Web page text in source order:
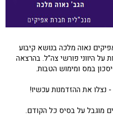
נאוה מלכה בנושא קיבוע
על היווני פורשי צה"ל. בהרצאה
במס ומימוש הטבות.
את ההזדמנות עכשיו!
מוגבל על בסיס כל הקודם.